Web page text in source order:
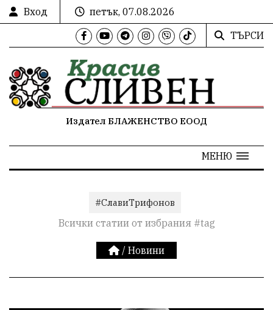
Вход
петък, 07.08.2026
ТЪРСИ
Издател БЛАЖЕНСТВО ЕООД
МЕНЮ
#СлавиТрифонов
Всички статии от избрания #tag
/ Новини